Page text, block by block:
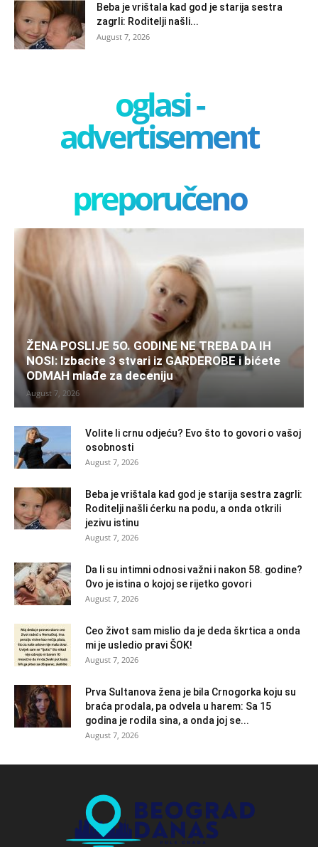
Beba je vrištala kad god je starija sestra
zagrli: Roditelji našli...
August 7, 2026
oglasi -
advertisement
preporučeno
ŽENA POSLIJE 5O. GODINE NE TREBA DA IH
NOSI: Izbacite 3 stvari iz GARDEROBE i bićete
ODMAH mlađe za deceniju
August 7, 2026
Volite li crnu odjeću? Evo što to govori o vašoj
osobnosti
August 7, 2026
Beba je vrištala kad god je starija sestra zagrli:
Roditelji našli ćerku na podu, a onda otkrili
jezivu istinu
August 7, 2026
Da li su intimni odnosi važni i nakon 58. godine?
Ovo je istina o kojoj se rijetko govori
August 7, 2026
Ceo život sam mislio da je deda škrtica a onda
mi je usledio pravi ŠOK!
August 7, 2026
Prva Sultanova žena je bila Crnogorka koju su
braća prodala, pa odvela u harem: Sa 15
godina je rodila sina, a onda joj se...
August 7, 2026